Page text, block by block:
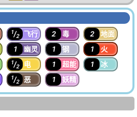
1/2 飞行 2 毒 2
地面
1 幽灵 1 钢 1
火
1/2 电 1 超能 1
冰
1/2 恶 1 妖精